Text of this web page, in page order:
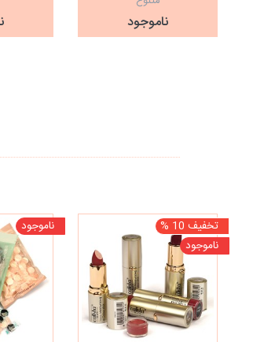
ناموجود
تخفیف 10 %
ناموجود
ناموجود